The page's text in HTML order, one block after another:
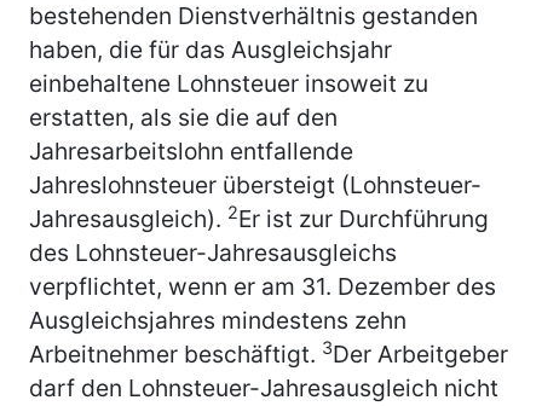
bestehenden Dienstverhältnis gestanden
haben, die für das Ausgleichsjahr
einbehaltene Lohnsteuer insoweit zu
erstatten, als sie die auf den
Jahresarbeitslohn entfallende
Jahreslohnsteuer übersteigt (Lohnsteuer-
Jahresausgleich). 2Er ist zur Durchführung
des Lohnsteuer-Jahresausgleichs
verpflichtet, wenn er am 31. Dezember des
Ausgleichsjahres mindestens zehn
Arbeitnehmer beschäftigt. 3Der Arbeitgeber
darf den Lohnsteuer-Jahresausgleich nicht